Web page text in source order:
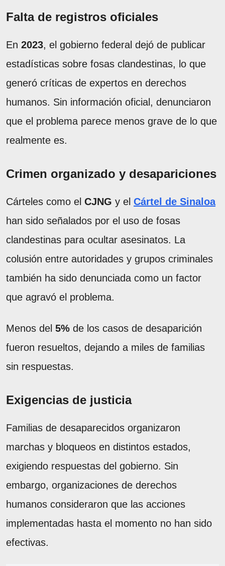
Falta de registros oficiales
En 2023, el gobierno federal dejó de publicar
estadísticas sobre fosas clandestinas, lo que
generó críticas de expertos en derechos
humanos. Sin información oficial, denunciaron
que el problema parece menos grave de lo que
realmente es.
Crimen organizado y desapariciones
Cárteles como el CJNG y el Cártel de Sinaloa
han sido señalados por el uso de fosas
clandestinas para ocultar asesinatos. La
colusión entre autoridades y grupos criminales
también ha sido denunciada como un factor
que agravó el problema.
Menos del 5% de los casos de desaparición
fueron resueltos, dejando a miles de familias
sin respuestas.
Exigencias de justicia
Familias de desaparecidos organizaron
marchas y bloqueos en distintos estados,
exigiendo respuestas del gobierno. Sin
embargo, organizaciones de derechos
humanos consideraron que las acciones
implementadas hasta el momento no han sido
efectivas.